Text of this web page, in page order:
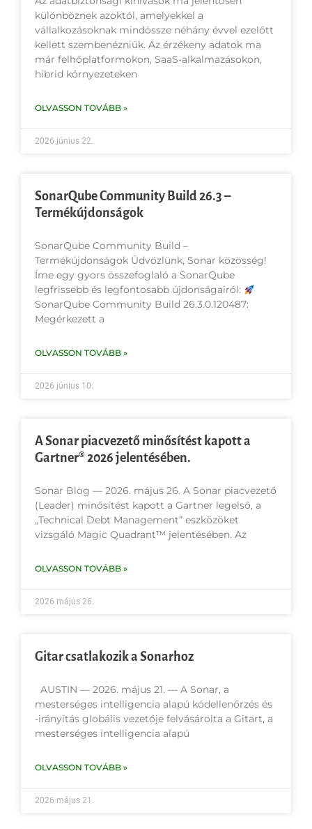
különböznek azoktól, amelyekkel a
vállalkozásoknak mindössze néhány évvel ezelőtt
kellett szembenézniük. Az érzékeny adatok ma
már felhőplatformokon, SaaS-alkalmazásokon,
hibrid környezeteken
OLVASSON TOVÁBB »
2026 június 22.
SonarQube Community Build 26.3 –
Termékújdonságok
SonarQube Community Build –
Termékújdonságok Üdvözlünk, Sonar közösség!
Íme egy gyors összefoglaló a SonarQube
legfrissebb és legfontosabb újdonságairól:
SonarQube Community Build 26.3.0.120487:
Megérkezett a
OLVASSON TOVÁBB »
2026 június 10.
A Sonar piacvezető minősítést kapott a
Gartner® 2026 jelentésében.
Sonar Blog — 2026. május 26. A Sonar piacvezető
(Leader) minősítést kapott a Gartner legelső, a
„Technical Debt Management” eszközöket
vizsgáló Magic Quadrant™ jelentésében. Az
OLVASSON TOVÁBB »
2026 május 26.
Gitar csatlakozik a Sonarhoz
AUSTIN — 2026. május 21. — A Sonar, a
mesterséges intelligencia alapú kódellenőrzés és
-irányítás globális vezetője felvásárolta a Gitart, a
mesterséges intelligencia alapú
OLVASSON TOVÁBB »
2026 május 21.